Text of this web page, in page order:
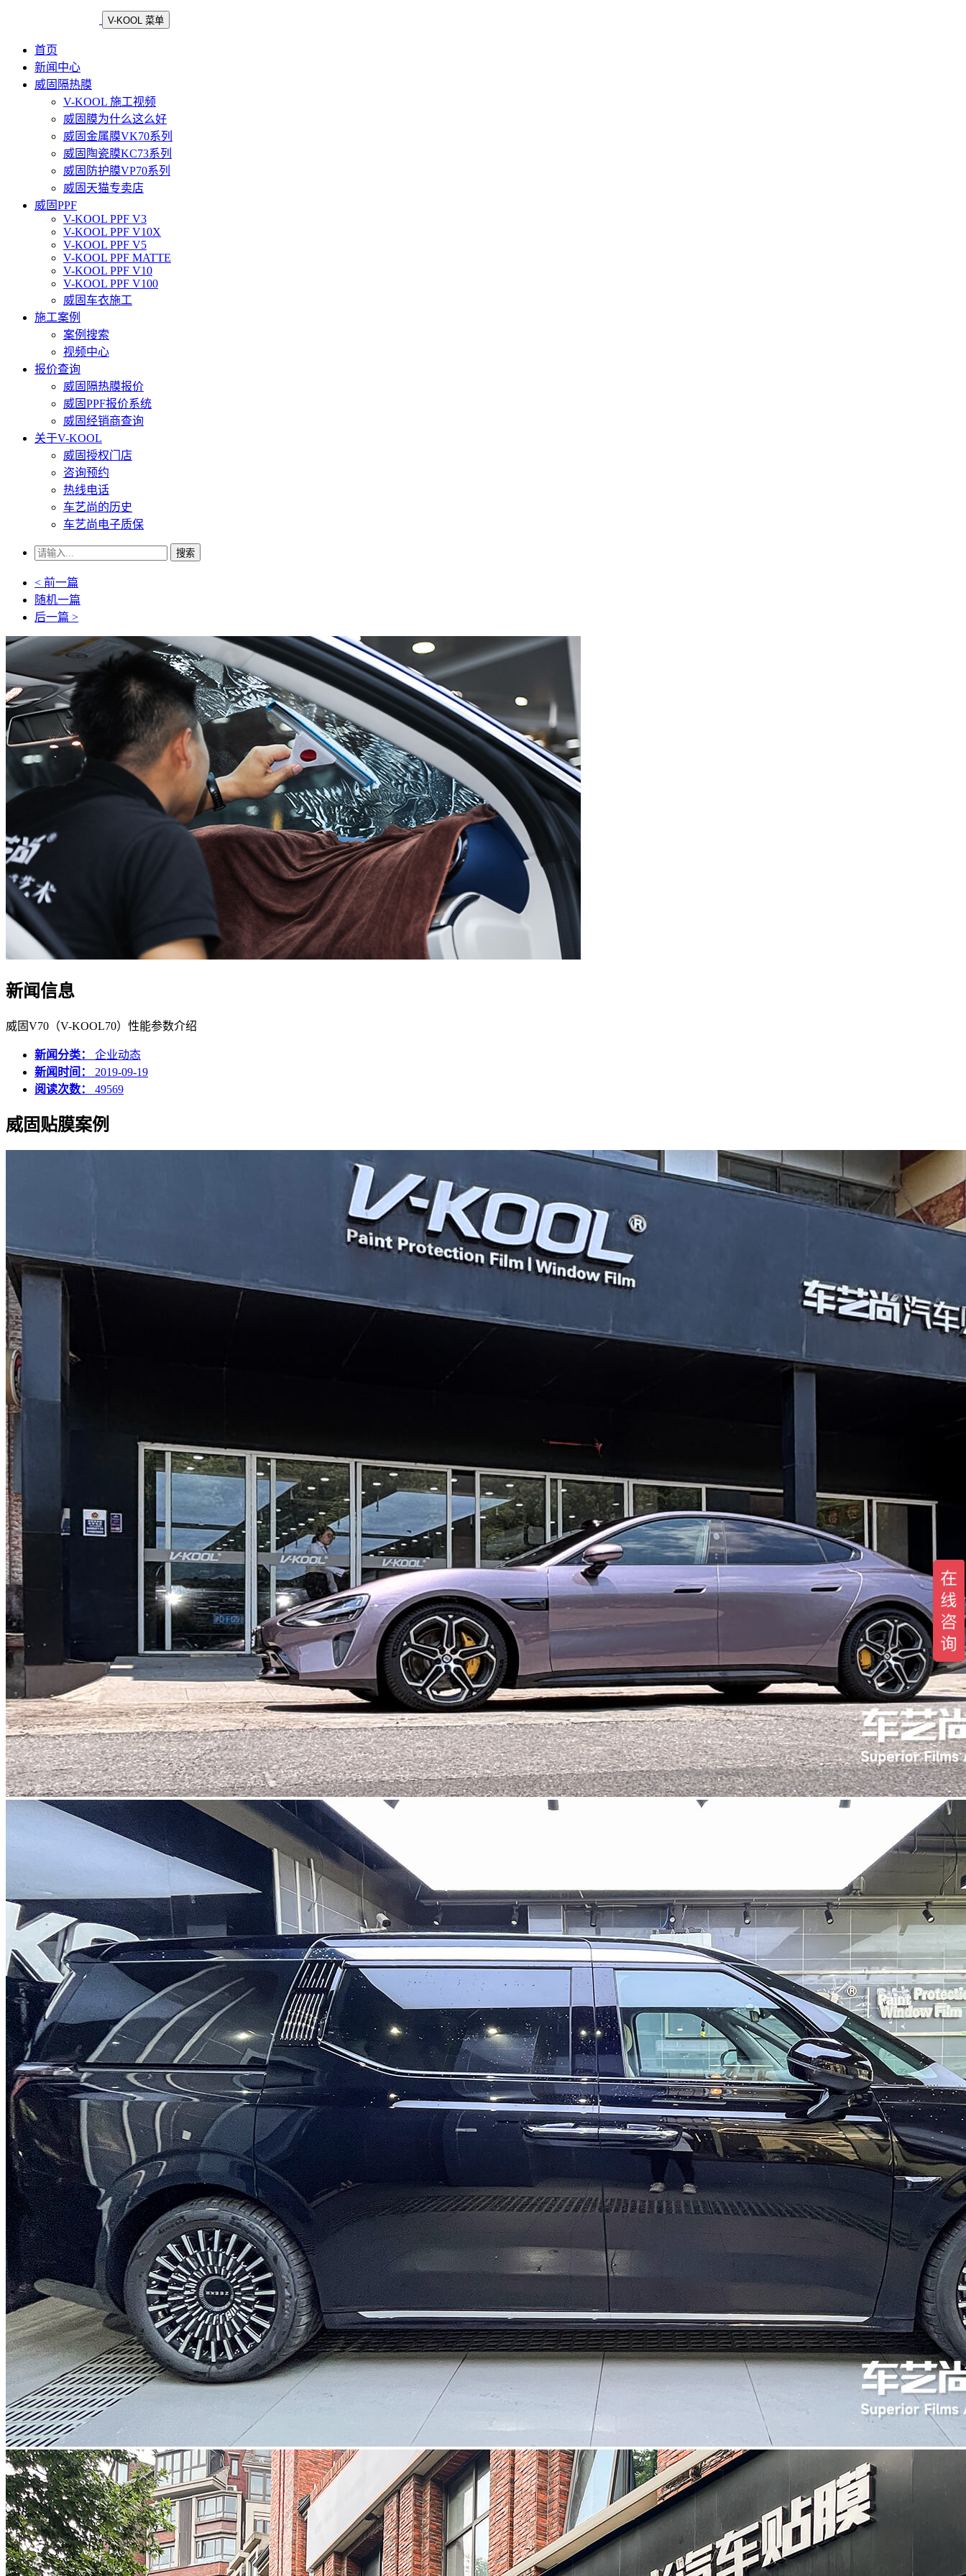
V-KOOL 菜单
首页
新闻中心
威固隔热膜
V-KOOL 施工视频
威固膜为什么这么好
威固金属膜VK70系列
威固陶瓷膜KC73系列
威固防护膜VP70系列
威固天猫专卖店
威固PPF
V-KOOL PPF V3
V-KOOL PPF V10X
V-KOOL PPF V5
V-KOOL PPF MATTE
V-KOOL PPF V10
V-KOOL PPF V100
威固车衣施工
施工案例
案例搜索
视频中心
报价查询
威固隔热膜报价
威固PPF报价系统
威固经销商查询
关于V-KOOL
威固授权门店
咨询预约
热线电话
车艺尚的历史
车艺尚电子质保
搜索
< 前一篇
随机一篇
后一篇 >
新闻信息
威固V70（V-KOOL70）性能参数介绍
新闻分类： 企业动态
新闻时间： 2019-09-19
阅读次数： 49569
威固贴膜案例